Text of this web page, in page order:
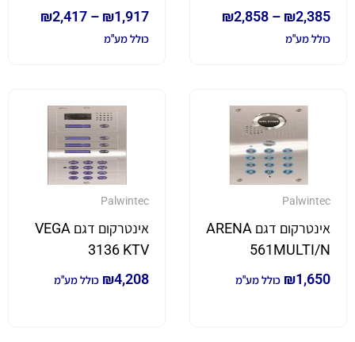
₪2,385
–
₪2,858
כולל מע"מ
₪1,917
–
₪2,417
כולל מע"מ
Palwintec
אינטרקום דגם ARENA
561MULTI/N
₪1,650 כולל מע"מ
Palwintec
אינטרקום דגם VEGA
3136 KTV
₪4,208 כולל מע"מ